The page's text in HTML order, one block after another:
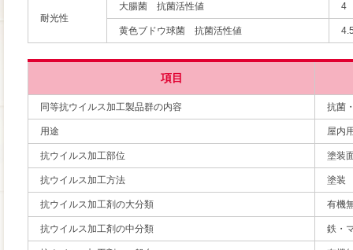
耐光性
大腸菌 抗菌活性値 4
黄色ブドウ球菌 抗菌活性値
項目
同等抗ウイルス加工製品群の内容 抗菌
用途 屋内
抗ウイルス加工部位 塗装
抗ウイルス加工方法 塗装
抗ウイルス加工剤の大分類 有機
抗ウイルス加工剤の中分類 鉄・